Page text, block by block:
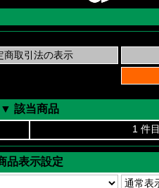
▼ 該当商品
1 件
品表示設定